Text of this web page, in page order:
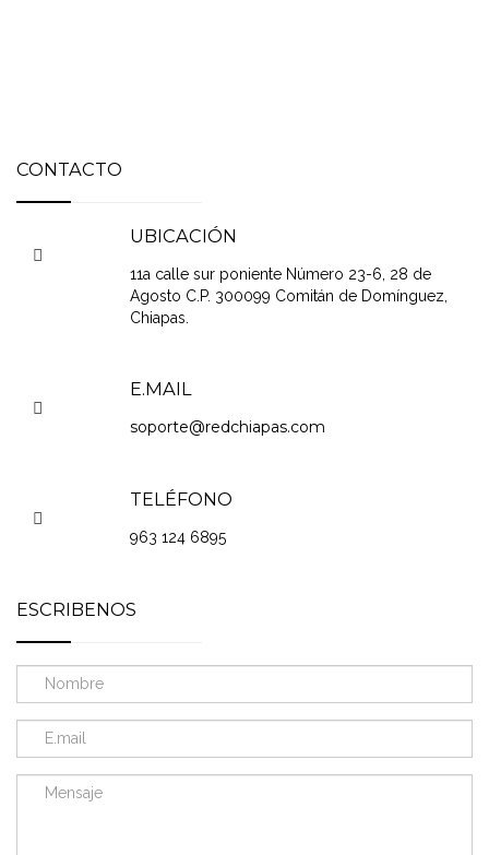
CONTACTO
UBICACIÓN
11a calle sur poniente Número 23-6, 28 de
Agosto C.P. 300099 Comitán de Domínguez,
Chiapas.
E.MAIL
soporte@redchiapas.com
TELÉFONO
963 124 6895
ESCRIBENOS